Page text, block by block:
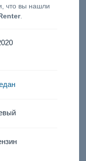
что вы нашли
.